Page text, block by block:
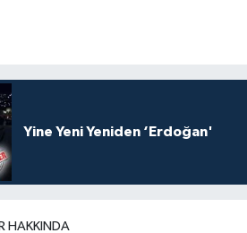
Yine Yeni Yeniden ‘Erdoğan'
HAKKINDA